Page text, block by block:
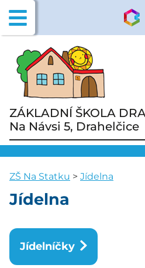
ZÁKLADNÍ ŠKOLA
Na Návsi 5, Drahelčice
ZŠ Na Statku > Jídelna
Jídelna
Jídelníčky